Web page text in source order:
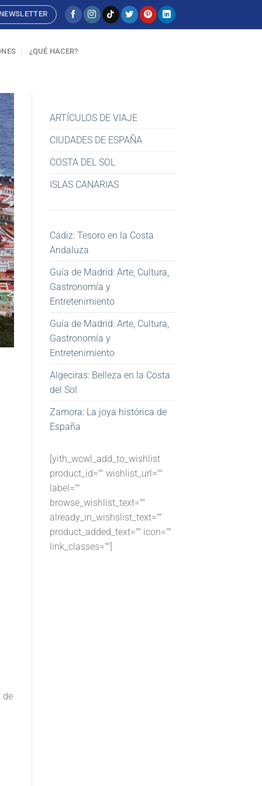
¿QUÉ HACER?
de
ARTÍCULOS DE VIAJE
CIUDADES DE ESPAÑA
COSTA DEL SOL
ISLAS CANARIAS
Cádiz: Tesoro en la Costa
Andaluza
Guía de Madrid: Arte, Cultura,
Gastronomía y
Entretenimiento
Guía de Madrid: Arte, Cultura,
Gastronomía y
Entretenimiento
Algeciras: Belleza en la Costa
del Sol
Zamora: La joya histórica de
España
[yith_wcwl_add_to_wishlist
product_id="" wishlist_url=""
label=""
browse_wishlist_text=""
already_in_wishslist_text=""
product_added_text="" icon=""
link_classes=""]